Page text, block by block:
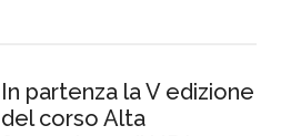
In partenza la V edizione
del corso Alta